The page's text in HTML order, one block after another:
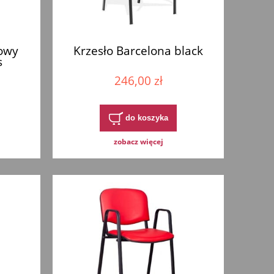
Krzesło Barcelona black
246,00 zł
do koszyka
zobacz więcej